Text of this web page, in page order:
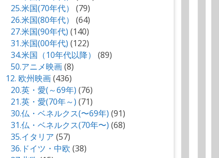
25.米国(70年代）
(79)
26.米国(80年代）
(64)
27.米国(90年代) (140)
31.米国(00年代) (122)
34.米国（10年代以降）
(89)
50.アニメ映画(8)
12. 欧州映画(436)
20.英・愛(～69年) (76)
21.英・愛(70年～) (71)
30.仏・ベネルクス(〜69年) (91)
31.仏・ベネルクス(70年〜) (68)
35.イタリア (57)
36.ドイツ・中欧 (38)